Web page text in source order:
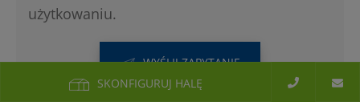
SKONFIGURUJ HALĘ
użytkowaniu.
WYŚLIJ ZAPYTANIE